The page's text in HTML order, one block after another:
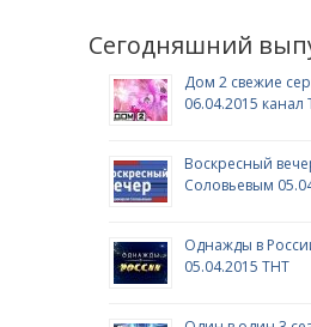
Сегодняшний
Дом 2 свежие
06.04.2015 канал
Воскресный
Соловьевым
Однажды в
05.04.2015 ТНТ